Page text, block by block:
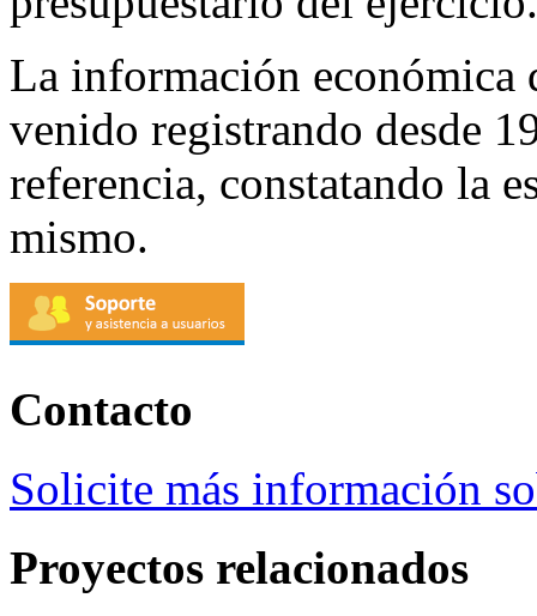
La información económica
venido registrando desde
referencia, constatando la
mismo.
Contacto
Solicite más información
Proyectos relacionados